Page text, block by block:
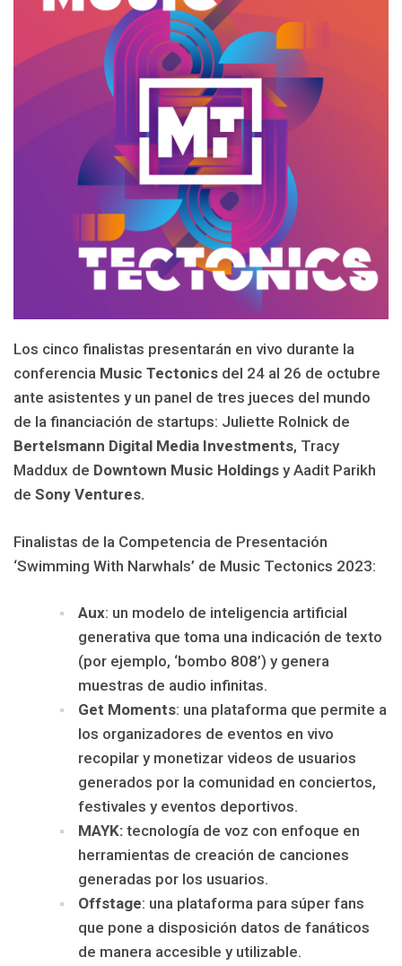
Los cinco finalistas presentarán en vivo durante la
conferencia Music Tectonics del 24 al 26 de octubre
ante asistentes y un panel de tres jueces del mundo
de la financiación de startups: Juliette Rolnick de
Bertelsmann Digital Media Investments, Tracy
Maddux de Downtown Music Holdings y Aadit Parikh
de Sony Ventures.
Finalistas de la Competencia de Presentación
‘Swimming With Narwhals’ de Music Tectonics 2023:
Aux: un modelo de inteligencia artificial
generativa que toma una indicación de texto
(por ejemplo, ‘bombo 808’) y genera
muestras de audio infinitas.
Get Moments: una plataforma que permite a
los organizadores de eventos en vivo
recopilar y monetizar videos de usuarios
generados por la comunidad en conciertos,
festivales y eventos deportivos.
MAYK: tecnología de voz con enfoque en
herramientas de creación de canciones
generadas por los usuarios.
Offstage: una plataforma para súper fans
que pone a disposición datos de fanáticos
de manera accesible y utilizable.